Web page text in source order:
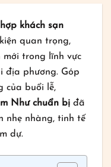
khách sạn
quan trọng,
trong lĩnh vực
địa phương. Góp
của buổi lễ,
Như chuẩn bị đã
nhẹ nhàng, tinh tế
dự.